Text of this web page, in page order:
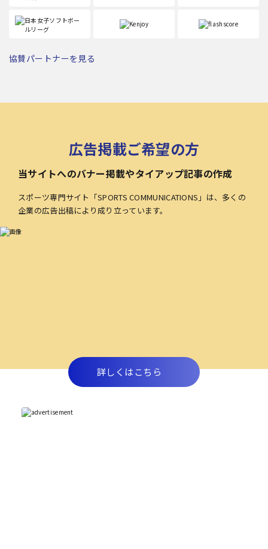
協賛パートナーを見る
広告掲載ご希望の方
当サイトへのバナー掲載やタイアップ記事の作成
スポーツ専門サイト「SPORTS COMMUNICATIONS」は、多くの
企業の広告出稿により成り立っています。
詳しくはこちら